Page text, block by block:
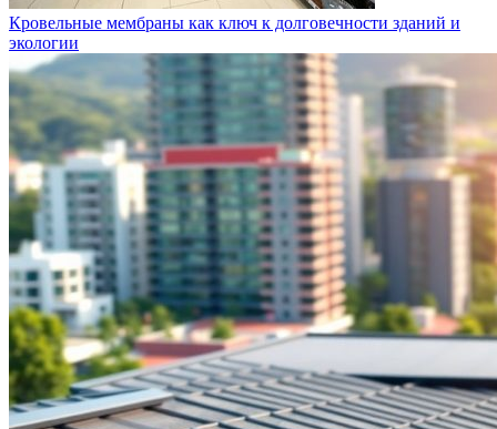
Кровельные мембраны как ключ к долговечности зданий и
экологии